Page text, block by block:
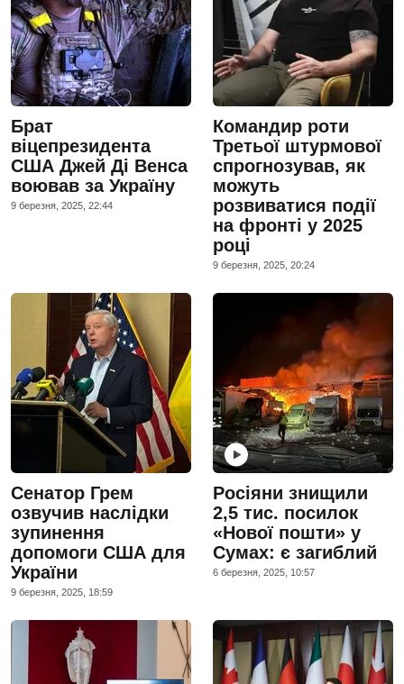
Брат
віцепрезидента
США Джей Ді Венса
воював за Україну
9 березня, 2025, 22:44
Командир роти
Третьої штурмової
спрогнозував, як
можуть
розвиватися події
на фронті у 2025
році
9 березня, 2025, 20:24
Сенатор Грем
озвучив наслідки
зупинення
допомоги США для
України
9 березня, 2025, 18:59
Росіяни знищили
2,5 тис. посилок
«Нової пошти» у
Сумах: є загиблий
6 березня, 2025, 10:57